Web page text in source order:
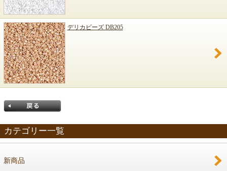
デリカビーズ DB205
カテゴリー一覧
新商品